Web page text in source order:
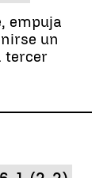
empuja
un
tercer